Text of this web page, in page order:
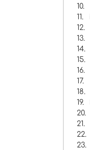
10.
11.
12.
13.
14.
15.
16.
17.
18.
19.
20.
21.
22.
23.